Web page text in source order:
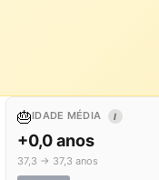
🎂IDADE MÉDIA I
+0,0 anos
37,3 → 37,3 anos